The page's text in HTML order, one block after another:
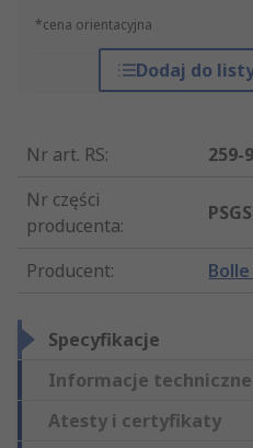
*cena orientacyjna
Dodaj do
Nr art. RS:
259-
Nr części
producenta:
Producent:
Specyfikacje
Informacje techniczne
Atesty i certyfikaty